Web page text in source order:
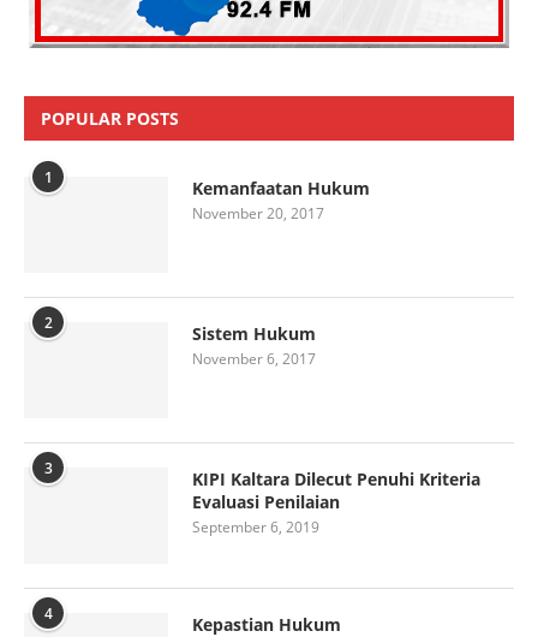
POPULAR POSTS
1 Kemanfaatan Hukum
November 20, 2017
2 Sistem Hukum
November 6, 2017
3
KIPI Kaltara Dilecut Penuhi Kriteria
Evaluasi Penilaian
September 6, 2019
4 Kepastian Hukum